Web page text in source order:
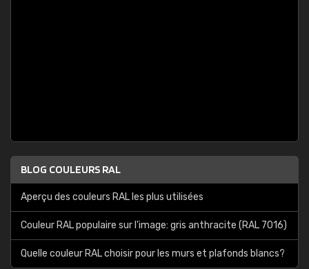
BLOG COULEURS RAL
Aperçu des couleurs RAL les plus utilisées
Couleur RAL populaire sur l'image: gris anthracite (RAL 7016)
Quelle couleur RAL choisir pour les murs et plafonds blancs?